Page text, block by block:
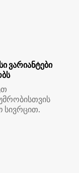
ვარიანტები
სივრცით.